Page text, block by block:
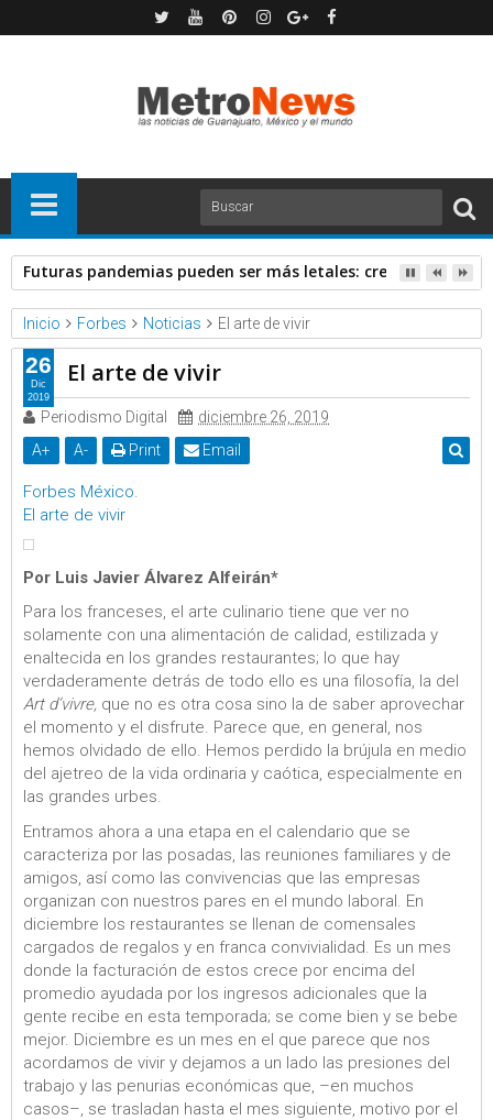
Futuras pandemias pueden ser más letales: creadora de
Inicio Forbes Noticias El arte de vivir
El arte de vivir
Periodismo Digital
diciembre 26, 2019
A+ A- Print Email
Forbes México.
El arte de vivir
Por Luis Javier Álvarez Alfeirán*
Para los franceses, el arte culinario tiene que ver no
solamente con una alimentación de calidad, estilizada y
enaltecida en los grandes restaurantes; lo que hay
verdaderamente detrás de todo ello es una filosofía, la del
Art d’vivre, que no es otra cosa sino la de saber aprovechar
el momento y el disfrute. Parece que, en general, nos
hemos olvidado de ello. Hemos perdido la brújula en medio
del ajetreo de la vida ordinaria y caótica, especialmente en
las grandes urbes.
Entramos ahora a una etapa en el calendario que se
caracteriza por las posadas, las reuniones familiares y de
amigos, así como las convivencias que las empresas
organizan con nuestros pares en el mundo laboral. En
diciembre los restaurantes se llenan de comensales
cargados de regalos y en franca convivialidad. Es un mes
donde la facturación de estos crece por encima del
promedio ayudada por los ingresos adicionales que la
gente recibe en esta temporada; se come bien y se bebe
mejor. Diciembre es un mes en el que parece que nos
acordamos de vivir y dejamos a un lado las presiones del
trabajo y las penurias económicas que, –en muchos
casos–, se trasladan hasta el mes siguiente, motivo por el
26
Dic
2019